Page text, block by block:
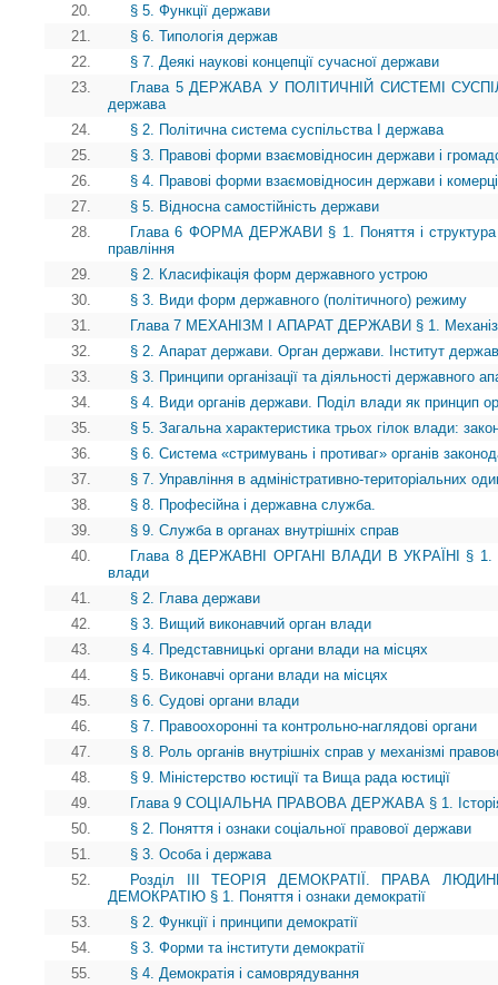
20.
§ 5. Функції держави
21.
§ 6. Типологія держав
22.
§ 7. Деякі наукові концепції сучасної держави
23.
Глава 5 ДЕРЖАВА У ПОЛІТИЧНІЙ СИСТЕМІ
держава
24.
§ 2. Політична система суспільства І держава
25.
§ 3. Правові форми взаємовідносин держави і
26.
§ 4. Правові форми взаємовідносин держави і
27.
§ 5. Відносна самостійність держави
28.
Глава 6 ФОРМА ДЕРЖАВИ § 1. Поняття і
правління
29.
§ 2. Класифікація форм державного устрою
30.
§ 3. Види форм державного (політичного) режиму
31.
Глава 7 МЕХАНІЗМ І АПАРАТ ДЕРЖАВИ § 1.
32.
§ 2. Апарат держави. Орган держави. Інститут
33.
§ 3. Принципи організації та діяльності державного
34.
§ 4. Види органів держави. Поділ влади як принцип
35.
§ 5. Загальна характеристика трьох гілок влади:
36.
§ 6. Система «стримувань і противаг» органів
37.
§ 7. Управління в адміністративно-територіальних
38.
§ 8. Професійна і державна служба.
39.
§ 9. Служба в органах внутрішніх справ
40.
Глава 8 ДЕРЖАВНІ ОРГАНІ ВЛАДИ В УКРАЇНІ § 1.
влади
41.
§ 2. Глава держави
42.
§ 3. Вищий виконавчий орган влади
43.
§ 4. Представницькі органи влади на місцях
44.
§ 5. Виконавчі органи влади на місцях
45.
§ 6. Судові органи влади
46.
§ 7. Правоохоронні та контрольно-наглядові органи
47.
§ 8. Роль органів внутрішніх справ у механізмі
48.
§ 9. Міністерство юстиції та Вища рада юстиції
49.
Глава 9 СОЦІАЛЬНА ПРАВОВА ДЕРЖАВА § 1. Історія
50.
§ 2. Поняття і ознаки соціальної правової держави
51.
§ 3. Особа і держава
52.
Розділ III ТЕОРІЯ ДЕМОКРАТІЇ. ПРАВА
ДЕМОКРАТІЮ § 1. Поняття і ознаки демократії
53.
§ 2. Функції і принципи демократії
54.
§ 3. Форми та інститути демократії
55.
§ 4. Демократія і самоврядування